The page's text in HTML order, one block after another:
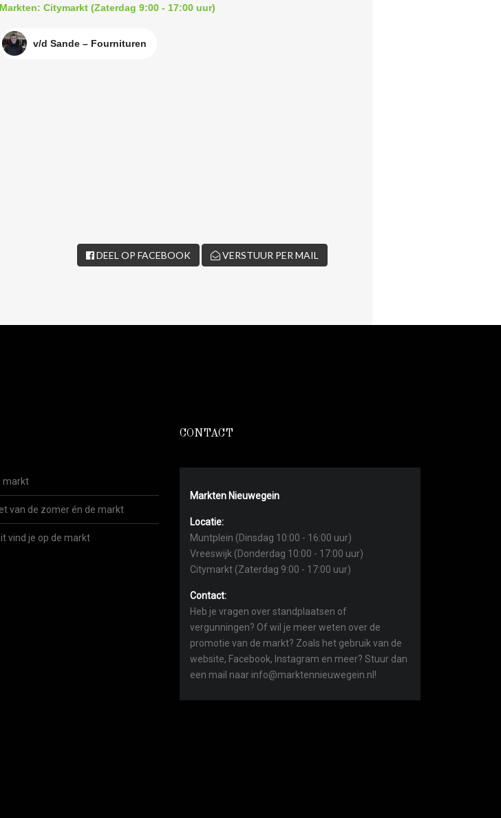
Markten: Citymarkt (Zaterdag 9:00 - 17:00 uur)
v/d Sande – Fournituren
DEEL OP FACEBOOK VERSTUUR PER MAIL
markt
van de zomer én de markt
vind je op de markt
CONTACT
Markten Nieuwegein
Locatie:
Muntplein (Dinsdag 10:00 - 16:00 uur)
Vreeswijk (Donderdag 10:00 - 17:00 uur)
Citymarkt (Zaterdag 9:00 - 17:00 uur)
Contact:
Heb je vragen over standplaatsen of
vergunningen? Of wil je meer weten over de
promotie van de markt? Zoals het gebruik van de
website, Facebook, Instagram en meer? Stuur dan
een mail naar info@marktennieuwegein.nl!